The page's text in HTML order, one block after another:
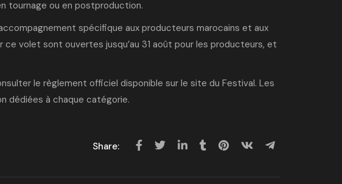
tournage ou en postproduction.
spécifique aux producteurs marocains et aux
volet sont ouvertes jusqu’au 31 août pour les producteurs, et
le règlement officiel disponible sur le site du Festival. Les
dédiées à chaque catégorie.
Share: